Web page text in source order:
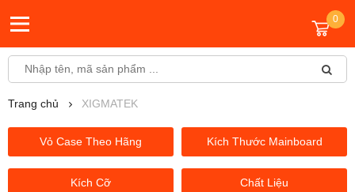
0
Trang chủ XIGMATEK
Vỏ Case Theo Hãng Kích Thước Mainboard
Kích Cỡ Chất Liệu